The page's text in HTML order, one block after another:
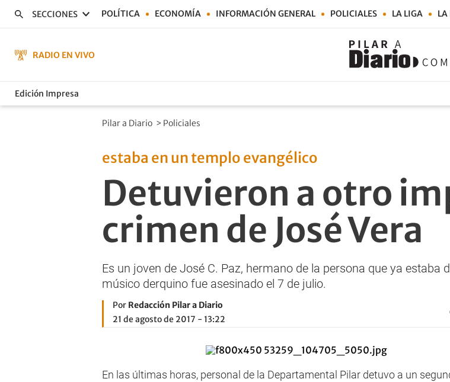
SECCIONES POLÍTICA ECONOMÍA INFORMACIÓN GENERAL POLICIALES LA LIGA LA
RADIO EN VIVO
Edición Impresa
Pilar a Diario > Policiales
estaba en un templo evangélico
Detuvieron a otro
crimen de José Vera
Es un joven de José C. Paz, hermano de la persona que ya estaba
músico derquino fue asesinado el 7 de julio.
Por Redacción Pilar a Diario
21 de agosto de 2017 - 13:22
En las últimas horas, personal de la Departamental Pilar detuvo a un